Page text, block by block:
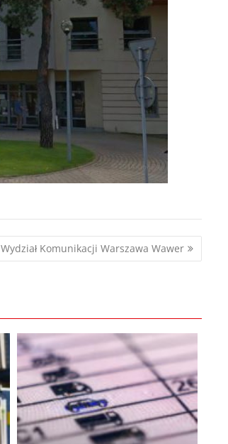
Wydział Komunikacji Warszawa Wawer